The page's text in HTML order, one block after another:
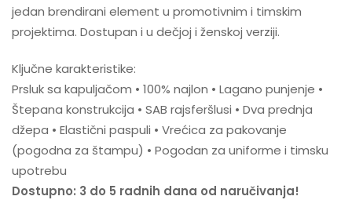
jedan brendirani element u promotivnim i timskim
projektima. Dostupan i u dečjoj i ženskoj verziji.
Ključne karakteristike:
Prsluk sa kapuljačom • 100% najlon • Lagano punjenje •
Štepana konstrukcija • SAB rajsferšlusi • Dva prednja
džepa • Elastični paspuli • Vrećica za pakovanje
(pogodna za štampu) • Pogodan za uniforme i timsku
upotrebu
Dostupno: 3 do 5 radnih dana od naručivanja!